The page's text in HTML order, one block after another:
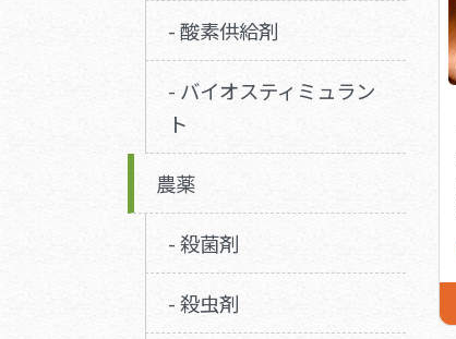
- 酸素供給剤
- バイオスティミュラン
ト
農薬
- 殺菌剤
- 殺虫剤